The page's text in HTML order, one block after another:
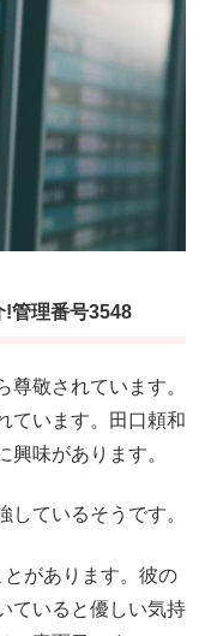
!管理番号3548
尊敬されています。
ています。田口頼和
興味があります。
ているそうです。
があります。彼の
ていると優しい気持